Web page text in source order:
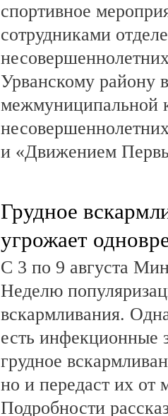
спортивное
сотрудниками
Урванскому району
межмуниципальной
и «Движением
Грудное
угрожает
С 3 по 9 августа
Неделю
вскармливания.
есть инфекционные
грудное
но и передаст их от
Подробности